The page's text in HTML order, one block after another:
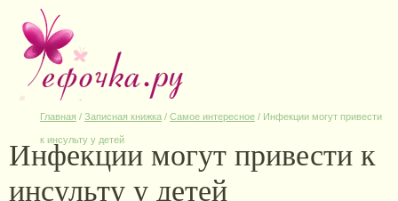
Главная / Записная книжка / Самое интересное / Инфекции могут привести
к инсульту у детей
Инфекции могут привести к
инсульту у детей